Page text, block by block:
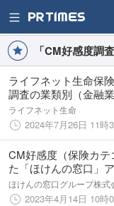
「CM好感度調
ライフネット生命保
調査の業類別（金融
を獲得
ライフネット生命
2024年7月26日 11時
CM好感度（保険カ
た「ほけんの窓口」
ージがさらに進化し
開始
ほけんの窓口グループ株式
2023年4月14日 10時